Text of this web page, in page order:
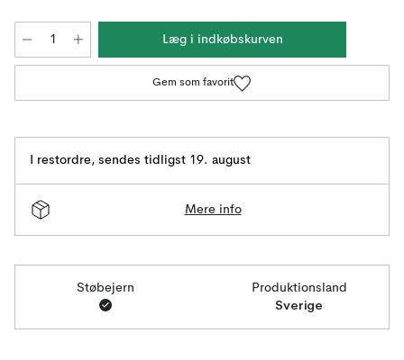
Læg i indkøbskurven
Gem som favorit
I restordre, sendes tidligst 19. august
Mere info
Støbejern Produktionsland
Sverige